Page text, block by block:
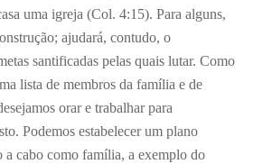
uma igreja (Col. 4:15). Para alguns,
ajudará, contudo, o
santificadas pelas quais lutar. Como
lista de membros da família e de
orar e trabalhar para
Podemos estabelecer um plano
a cabo como família, a exemplo do